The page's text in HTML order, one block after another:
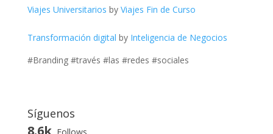
Viajes Universitarios by Viajes Fin de Curso
Transformación digital by Inteligencia de Negocios
#Branding #través #las #redes #sociales
Síguenos
8.6k